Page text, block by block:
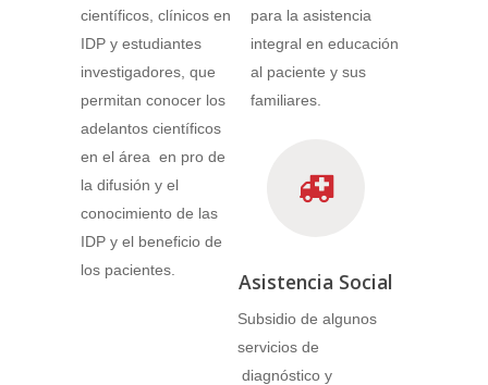
científicos, clínicos en
IDP y estudiantes
investigadores, que
permitan conocer los
adelantos científicos
en el área en pro de
la difusión y el
conocimiento de las
IDP y el beneficio de
los pacientes.
para la asistencia
integral en educación
al paciente y sus
familiares.
Asistencia Social
Subsidio de algunos
servicios de
diagnóstico y